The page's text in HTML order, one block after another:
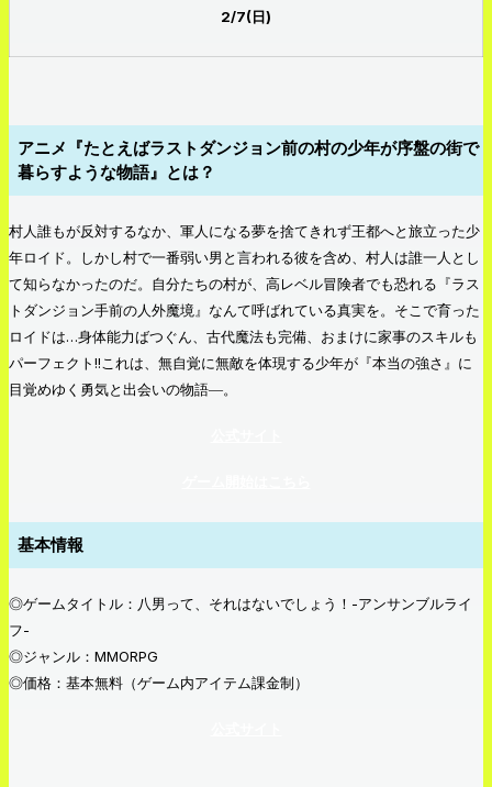
2/7(日)
アニメ『たとえばラストダンジョン前の村の少年が序盤の街で
暮らすような物語』とは？
村人誰もが反対するなか、軍人になる夢を捨てきれず王都へと旅立った少
年ロイド。しかし村で一番弱い男と言われる彼を含め、村人は誰一人とし
て知らなかったのだ。自分たちの村が、高レベル冒険者でも恐れる『ラス
トダンジョン手前の人外魔境』なんて呼ばれている真実を。そこで育った
ロイドは…身体能力ばつぐん、古代魔法も完備、おまけに家事のスキルも
パーフェクト!!これは、無自覚に無敵を体現する少年が『本当の強さ』に
目覚めゆく勇気と出会いの物語―。
基本情報
◎ゲームタイトル：八男って、それはないでしょう！-アンサンブルライ
フ-
◎ジャンル：MMORPG
◎価格：基本無料（ゲーム内アイテム課金制）